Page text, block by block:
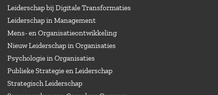
Leiderschap bij Digitale Transformaties
Leiderschap in Management
Mens- en Organisatieontwikkeling
Nieuw Leiderschap in Organisaties
Psychologie in Organisaties
Publieke Strategie en Leiderschap
Strategisch Leiderschap